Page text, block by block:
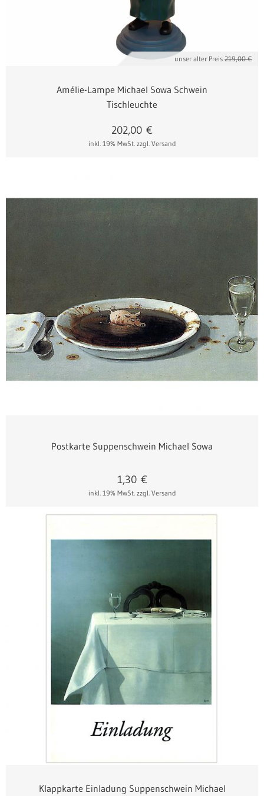
unser alter Preis 219,00 €
Amélie-Lampe Michael Sowa Schwein
Tischleuchte
inkl. 19% MwSt. zzgl. Versand
202,00 €
Postkarte Suppenschwein Michael Sowa
inkl. 19% MwSt. zzgl. Versand
1,30€
Klappkarte Einladung Suppenschwein Michael